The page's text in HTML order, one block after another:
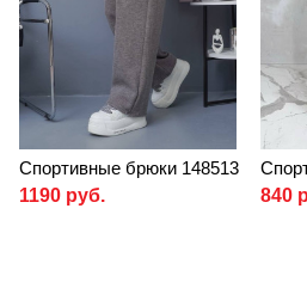
Спортивные брюки 148513
1190 руб.
840